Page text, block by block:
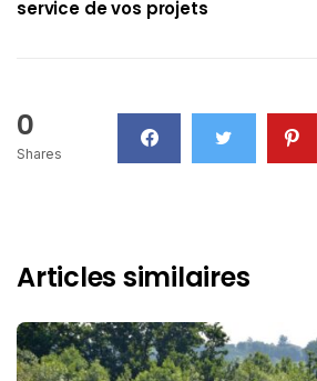
service de vos projets
0
Shares
Articles similaires